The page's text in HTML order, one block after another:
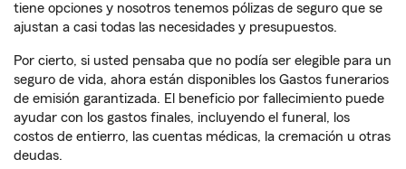
tiene opciones y nosotros tenemos pólizas de seguro que se
ajustan a casi todas las necesidades y presupuestos.
Por cierto, si usted pensaba que no podía ser elegible para un
seguro de vida, ahora están disponibles los Gastos funerarios
de emisión garantizada. El beneficio por fallecimiento puede
ayudar con los gastos finales, incluyendo el funeral, los
costos de entierro, las cuentas médicas, la cremación u otras
deudas.